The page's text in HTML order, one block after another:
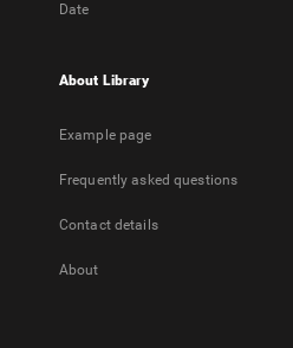
Date
About Library
Example page
Frequently asked questions
Contact details
About